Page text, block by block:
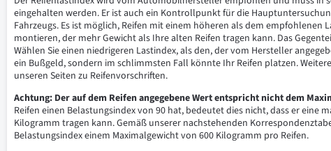
eingehalten werden. Er ist auch ein Kontrollpunkt für die
Fahrzeugs. Es ist möglich, Reifen mit einem höheren als dem empfohlenen
montieren, der mehr Gewicht als Ihre alten Reifen tragen kann. Das
Wählen Sie einen niedrigeren Lastindex, als den, der vom Hersteller
ein Bußgeld, sondern im schlimmsten Fall könnte Ihr Reifen platzen.
unseren Seiten zu Reifenvorschriften.
Achtung: Der auf dem Reifen angegebene Wert entspricht nicht dem
Reifen einen Belastungsindex von 90 hat, bedeutet dies nicht, dass er eine
Kilogramm tragen kann. Gemäß unserer nachstehenden
Belastungsindex einem Maximalgewicht von 600 Kilogramm pro Reifen.